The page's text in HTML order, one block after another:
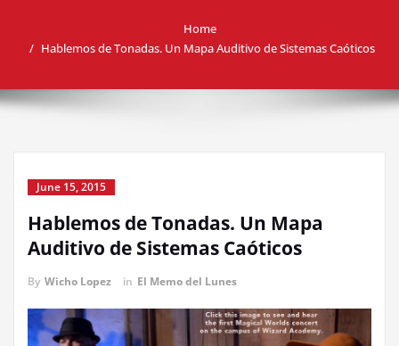
Home
Hablemos de Tonadas. Un Mapa Auditivo de Sistemas Caóticos
June 15, 2015
Hablemos de Tonadas. Un Mapa
Auditivo de Sistemas Caóticos
By Wicho Lopez in El Memo del Lunes